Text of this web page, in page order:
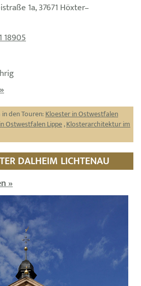
1a, 37671 Höxter–
18905
den Touren:Kloester in Ostwestfalen
Ostwestfalen Lippe,Klosterarchitektur im
DALHEIM LICHTENAU
»